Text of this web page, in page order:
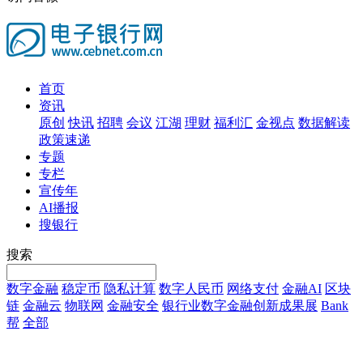
首页
资讯
原创 快讯 招聘 会议 江湖 理财 福利汇 金视点 数据解读
政策速递
专题
专栏
宣传年
AI播报
搜银行
搜索
数字金融 稳定币 隐私计算 数字人民币 网络支付 金融AI 区块
链 金融云 物联网 金融安全 银行业数字金融创新成果展 Bank
帮 全部